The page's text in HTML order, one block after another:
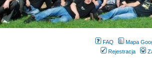
FAQ
Mapa
Rejestracja